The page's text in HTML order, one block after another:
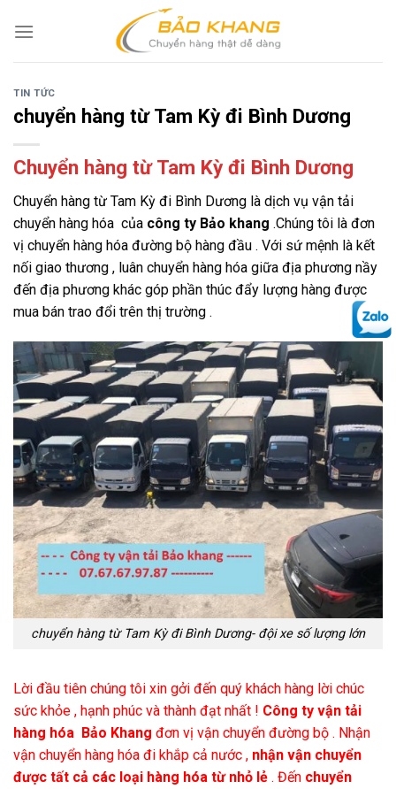
TIN TỨC
chuyển hàng từ Tam Kỳ đi Bình Dương
Chuyển hàng từ Tam Kỳ đi Bình Dương
Chuyển hàng từ Tam Kỳ đi Bình Dương là dịch vụ vận tải
chuyển hàng hóa của công ty Bảo khang .Chúng tôi là đơn
vị chuyển hàng hóa đường bộ hàng đầu . Với sứ mệnh là kết
nối giao thương , luân chuyển hàng hóa giữa địa phương nầy
đến địa phương khác góp phần thúc đẩy lượng hàng được
mua bán trao đổi trên thị trường .
chuyển hàng từ Tam Kỳ đi Bình Dương- đội xe số lượng lớn
Lời đầu tiên chúng tôi xin gởi đến quý khách hàng lời chúc
sức khỏe , hạnh phúc và thành đạt nhất ! Công ty vận tải
hàng hóa Bảo Khang đơn vị vận chuyển đường bộ . Nhận
vận chuyển hàng hóa đi khắp cả nước , nhận vận chuyển
được tất cả các loại hàng hóa từ nhỏ lẻ . Đến chuyển